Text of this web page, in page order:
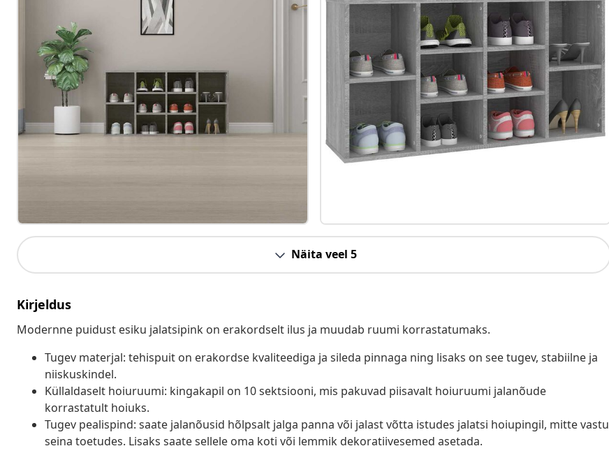
Näita veel 5
Kirjeldus
Modernne puidust esiku jalatsipink on erakordselt ilus ja muudab ruumi korrastatumaks.
Tugev materjal: tehispuit on erakordse kvaliteediga ja sileda pinnaga ning lisaks on see tugev, stabiilne ja
niiskuskindel.
Küllaldaselt hoiuruumi: kingakapil on 10 sektsiooni, mis pakuvad piisavalt hoiuruumi jalanõude
korrastatult hoiuks.
Tugev pealispind: saate jalanõusid hõlpsalt jalga panna või jalast võtta istudes jalatsi hoiupingil, mitte vastu
seina toetudes. Lisaks saate sellele oma koti või lemmik dekoratiivesemed asetada.